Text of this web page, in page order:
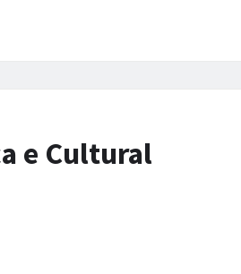
e Cultural